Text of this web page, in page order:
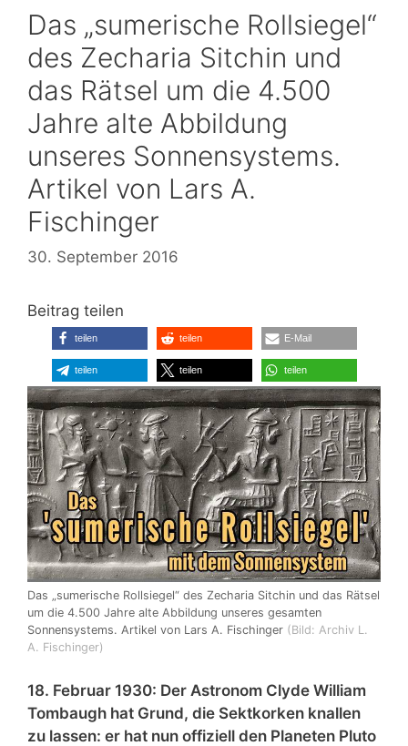
Das „sumerische Rollsiegel“
des Zecharia Sitchin und
das Rätsel um die 4.500
Jahre alte Abbildung
unseres Sonnensystems.
Artikel von Lars A.
Fischinger
30. September 2016
Beitrag teilen
teilen teilen E-Mail
teilen teilen teilen
Das „sumerische Rollsiegel“ des Zecharia Sitchin und das Rätsel
um die 4.500 Jahre alte Abbildung unseres gesamten
Sonnensystems. Artikel von Lars A. Fischinger (Bild: Archiv L.
A. Fischinger)
18. Februar 1930: Der Astronom Clyde William
Tombaugh hat Grund, die Sektkorken knallen
zu lassen: er hat nun offiziell den Planeten Pluto